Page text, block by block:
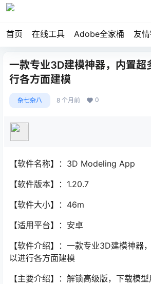
首页 在线工具 Adobe全家桶 友
一款专业3D建模神器，内置超
行各方面建模
杂七杂八 8 个月前 0
【软件名称】：3D Modeling App
【软件版本】：1.20.7
【软件大小】：46m
【适用平台】：安卓
【软件介绍】：一款专业3D建模神器
以进行各方面建模
【主要介绍】：解锁高级版，下载模